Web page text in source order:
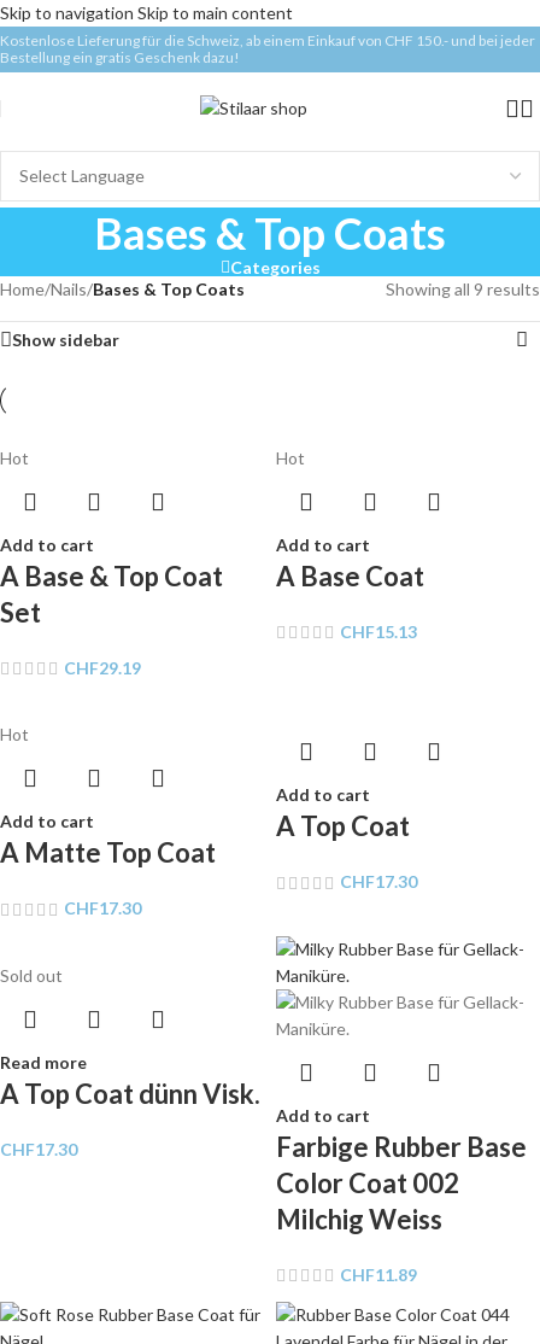
Skip to navigation Skip to main content
Kostenlose Lieferung für die Schweiz, ab einem Einkauf von CHF 150.- und bei jeder
Bestellung ein gratis Geschenk dazu!
Bases & Top Coats
Categories
Home/Nails/Bases & Top Coats Showing all 9 results
Show sidebar
Hot
Add to cart
A Base & Top Coat
Set
CHF29.19
Hot
Add to cart
A Base Coat
CHF15.13
Hot
Add to cart
A Matte Top Coat
CHF17.30
Add to cart
A Top Coat
CHF17.30
Sold out
Read more
A Top Coat dünn Visk.
CHF17.30
Add to cart
Farbige Rubber Base
Color Coat 002
Milchig Weiss
CHF11.89